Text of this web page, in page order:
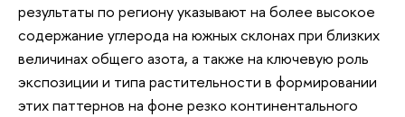
результаты по региону указывают на более высокое
содержание углерода на южных склонах при близких
величинах общего азота, а также на ключевую роль
экспозиции и типа растительности в формировании
этих паттернов на фоне резко континентального